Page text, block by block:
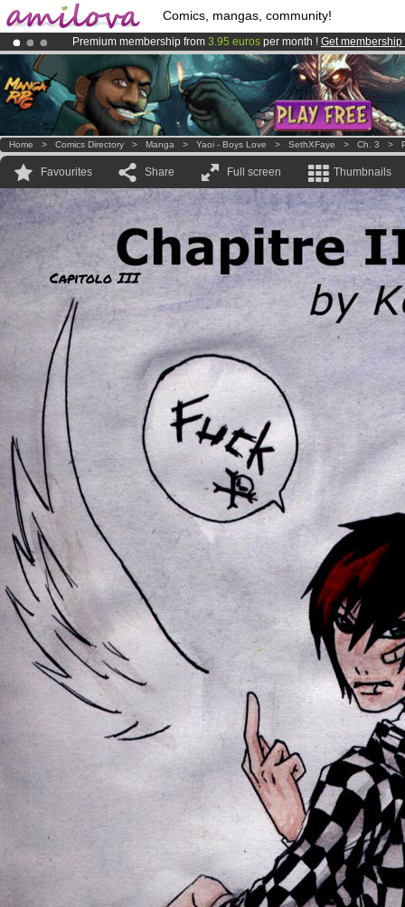
Comics, mangas, community!
Premium membership from 3.95 euros per month ! Get membership
AmilovaKickstarter is now LIVE!.
Already 100000membersand 1000 comics & mangas!.
Home > Comics Directory > Manga > Yaoi - Boys Love > SethXFaye > Ch. 3 >
Favourites Share Full screen Thumbnails
Capitolo III